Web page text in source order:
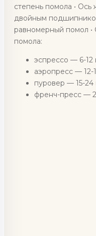
степень помола •
двойным
равномерный помол •
помола:
эспрессо — 6-12
аэропресс — 12-
пуровер — 15-24
френч-пресс —